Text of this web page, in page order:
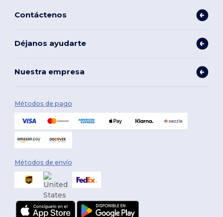
Contáctenos
Déjanos ayudarte
Nuestra empresa
Métodos de pago
Métodos de envío